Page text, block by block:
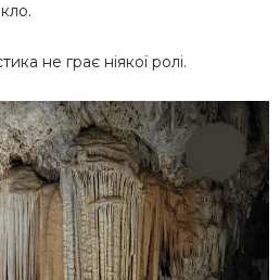
не грає ніякої ролі.